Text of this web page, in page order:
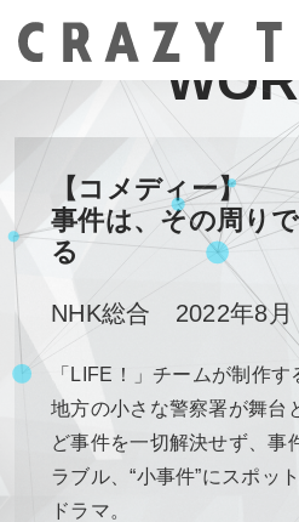
【コメディー】
事件は、その周り
る
NHK総合 2022年8月
「LIFE！」チームが制作す
地方の小さな警察署が舞台
ど事件を一切解決せず、事
ラブル、“小事件”にスポッ
ドラマ。